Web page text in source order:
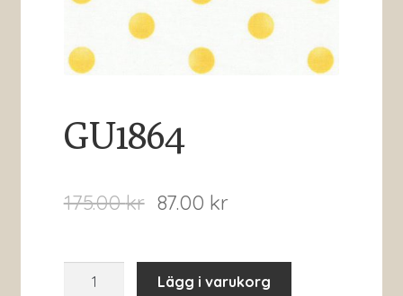
GU1864
175.00kr 87.00 kr
GU1864
Lägg i varukorg